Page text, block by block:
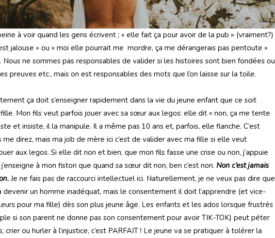
à voir quand les gens écrivent ; « elle fait ça pour avoir de la pub » (vraiment?)
jalouse » ou « moi elle pourrait me mordre, ça me dérangerais pas pentoute »
Nous ne sommes pas responsables de valider si les histoires sont bien fondées ou
preuves etc., mais on est responsables des mots que l’on laisse sur la toile.
ça doit s’enseigner rapidement dans la vie du jeune enfant que ce soit
Mon fils veut parfois jouer avec sa sœur aux legos: elle dit « non, ça me tente
et insiste, il la manipule. Il a même pas 10 ans et, parfois, elle flanche. C’est
me direz, mais ma job de mère ici c’est de valider avec ma fille si elle veut
aux legos. Si elle dit non et bien, que mon fils fasse une crise ou non, j’appuie
à mon fiston que quand sa sœur dit non, ben c’est non. Non c’est jamais
Je ne fais pas de raccourci intellectuel ici. Naturellement, je ne veux pas dire que
devenir un homme inadéquat, mais le consentement il doit l’apprendre (et vice-
pour ma fille) dès son plus jeune âge. Les enfants et les ados lorsque frustrés
si son parent ne donne pas son consentement pour avoir TIK-TOK) peut péter
crier ou hurler à l’injustice, c’est PARFAIT ! Le jeune va se pratiquer à tolérer la